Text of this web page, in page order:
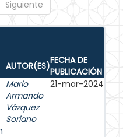
Siguiente
AUTOR(ES)FECHA DE
PUBLICACIÓN
Mario
Armando
Vázquez
Soriano
21-mar-2024